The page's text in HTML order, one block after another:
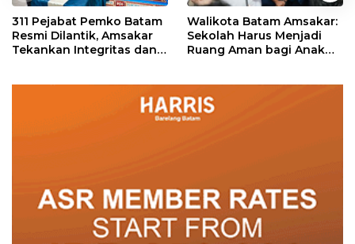
311 Pejabat Pemko Batam
Resmi Dilantik, Amsakar
Tekankan Integritas dan
Walikota Batam Amsakar:
Sekolah Harus Menjadi
Ruang Aman bagi Anak